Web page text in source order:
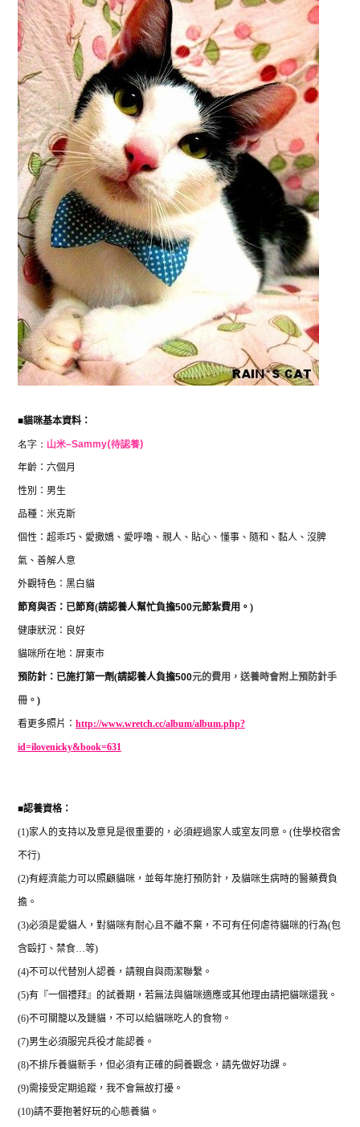
■貓咪基本資料：
名字： 山米–Sammy(待認養)
年齡：六個月
性別：男生
品種：米克斯
個性：超乖巧、愛撒嬌、愛呼嚕、親人、貼心、懂事、隨和、黏人、沒脾
氣、善解人意
外觀特色：黑白貓
節育與否：已節育(請認養人幫忙負擔500元節紮費用。 )
健康狀況：良好
貓咪所在地：屏東市
預防針：已施打第一劑(請認養人負擔500元的費用，送養時會附上預防針手
冊。 )
看更多照片： http://www.wretch.cc/album/album.php?
id=ilovenicky&book=631
■認養資格：
(1)家人的支持以及意見是很重要的，必須經過家人或室友同意。 (住學校宿舍
不行)
(2)有經濟能力可以照顧貓咪，並每年施打預防針，及貓咪生病時的醫藥費負
擔。
(3)必須是愛貓人，對貓咪有耐心且不離不棄，不可有任何虐待貓咪的行為(包
含毆打、禁食…等)
(4)不可以代替別人認養，請親自與雨潔聯繫。
(5)有『一個禮拜』的試養期，若無法與貓咪適應或其他理由請把貓咪還我。
(6)不可關籠以及鏈貓，不可以給貓咪吃人的食物。
(7)男生必須服完兵役才能認養。
(8)不排斥養貓新手，但必須有正確的飼養觀念，請先做好功課。
(9)需接受定期追蹤，我不會無故打擾。
(10)請不要抱著好玩的心態養貓。